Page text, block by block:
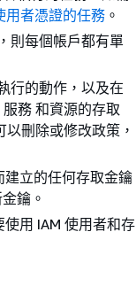
用者憑證的任務 。
則每個帳戶都有單
行的動作，以及在
務 和資源的存取
刪除或修改政策，
立的任何存取金鑰
鑰。
用 IAM 使用者和存